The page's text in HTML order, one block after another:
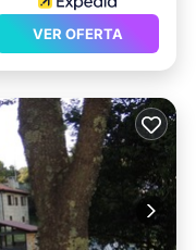
VER OFERTA